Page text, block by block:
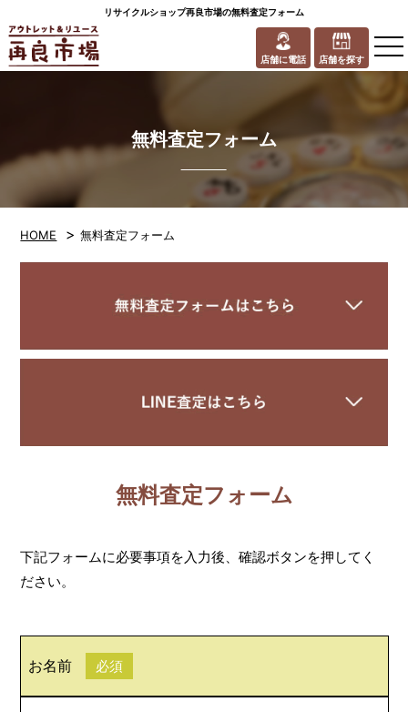
リサイクルショップ再良市場の無料査定フォーム
店舗に電話 店舗を探す
無料査定フォーム
HOME >無料査定フォーム
無料査定フォーム
下記フォームに必要事項を入力後、確認ボタンを押してく
ださい。
お名前 必須